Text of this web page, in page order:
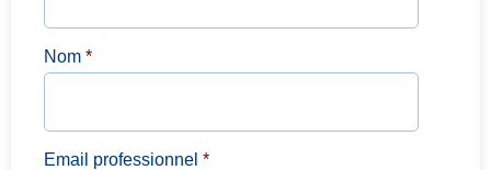
Nom *
Email professionnel *